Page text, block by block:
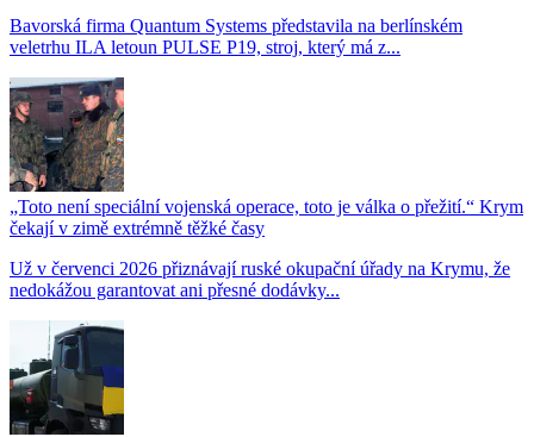
Bavorská firma Quantum Systems představila na berlínském
veletrhu ILA letoun PULSE P19, stroj, který má z...
„Toto není speciální vojenská operace, toto je válka o přežití.“ Krym
čekají v zimě extrémně těžké časy
Už v červenci 2026 přiznávají ruské okupační úřady na Krymu, že
nedokážou garantovat ani přesné dodávky...